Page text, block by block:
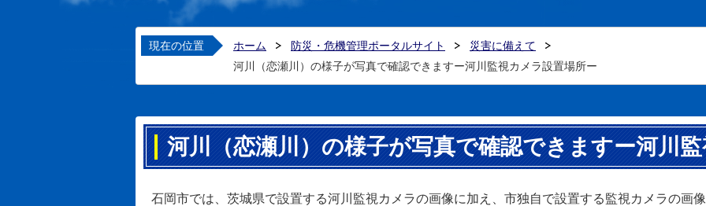
現在の位置 ホーム 防災・危機管理ポータルサイト
災害に備えて
河川（恋瀬川）の様子が写真で確認できますー河川監視カメラ設置場所ー
河川（恋瀬川）の様子が写真で確認できますー河川
石岡市では、茨城県で設置する河川監視カメラの画像に加え、市独自で設置する監視カメラの画